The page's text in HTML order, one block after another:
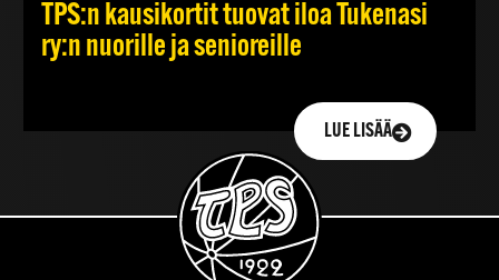
TPS:n kausikortit tuovat iloa Tukenasi
ry:n nuorille ja senioreille
LUE LISÄÄ